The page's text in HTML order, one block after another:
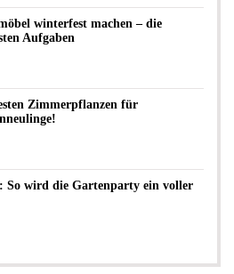
winterfest machen – die
Aufgaben
Zimmerpflanzen für
So wird die Gartenparty ein voller